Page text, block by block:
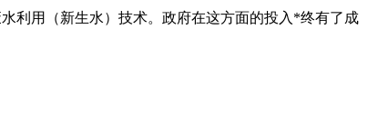
利用（新生水）技术。政府在这方面的投入*终有了成